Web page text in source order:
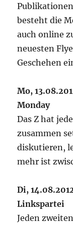
besteht die
auch online
neuesten
Geschehen
Mo,
Monday
Das Z hat
zusammen
diskutieren,
mehr ist
Di,
Linkspartei
Jeden